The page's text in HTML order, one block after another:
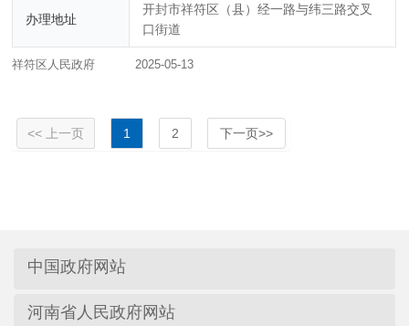
办理地址
开封市祥符区（县）经一路与纬三路交叉
口街道
祥符区人民政府 2025-05-13
<< 上一页 1 2 下一页>>
中国政府网站
河南省人民政府网站